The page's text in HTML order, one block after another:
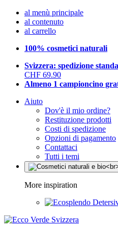
al menù principale
al contenuto
al carrello
100% cosmetici naturali
Svizzera: spedizione
CHF 69.90
Almeno 1 campioncino
Aiuto
Dov'è il mio ordine?
Restituzione prodotti
Costi di spedizione
Opzioni di pagamento
Contattaci
Tutti i temi
More inspiration